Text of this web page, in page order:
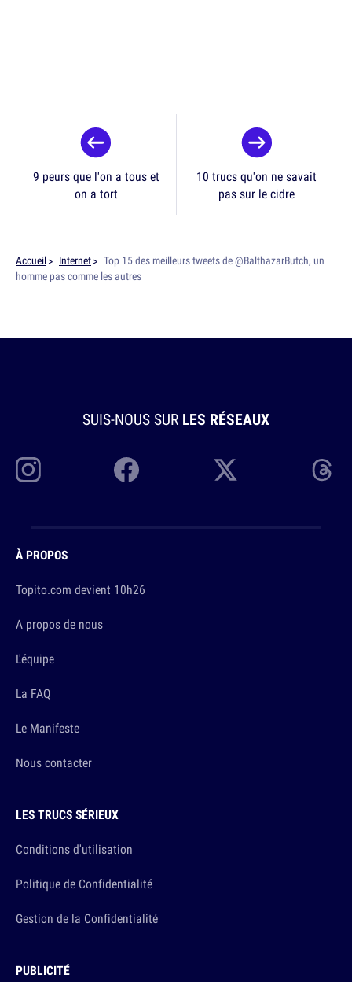
9 peurs que l'on a tous et
on a tort
10 trucs qu'on ne savait
pas sur le cidre
Accueil Internet
Top 15 des meilleurs tweets de @BalthazarButch, un
homme pas comme les autres
SUIS-NOUS SUR LES RÉSEAUX
À PROPOS
Topito.com devient 10h26
A propos de nous
L'équipe
La FAQ
Le Manifeste
Nous contacter
LES TRUCS SÉRIEUX
Conditions d'utilisation
Politique de Confidentialité
Gestion de la Confidentialité
PUBLICITÉ